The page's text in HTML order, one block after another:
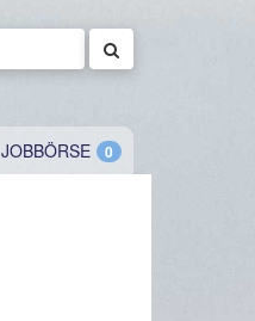
JOBBÖRSE